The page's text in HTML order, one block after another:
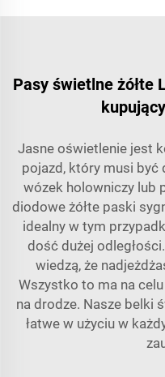
Pasy świetlne żółte
Jasne oświetlenie jest
pojazd, który musi być
wózek holowniczy lub
diodowe żółte paski
idealny w tym
dość dużej
wiedzą, że
Wszystko to ma na
na drodze. Nasze belki
łatwe w użyciu w